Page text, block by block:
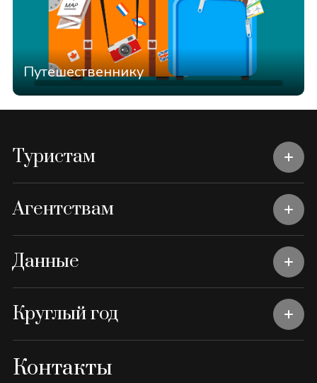
Путешественнику
Туристам
Агентствам
Данные
Круглый год
Контакты